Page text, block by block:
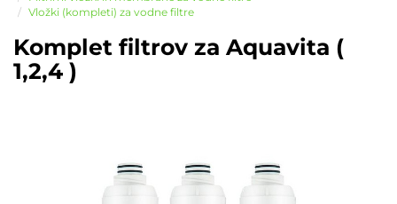
Vložki (kompleti) za vodne filtre
Komplet filtrov za Aquavita (
1,2,4 )